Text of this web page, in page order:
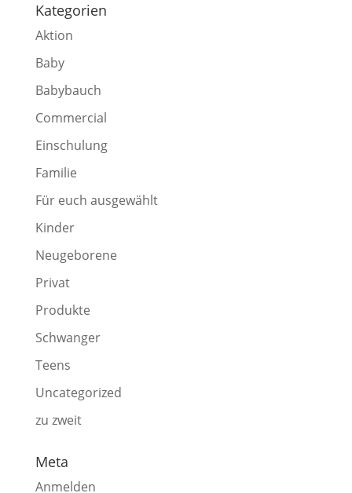
Kategorien
Aktion
Baby
Babybauch
Commercial
Einschulung
Familie
Für euch ausgewählt
Kinder
Neugeborene
Privat
Produkte
Schwanger
Teens
Uncategorized
zu zweit
Meta
Anmelden